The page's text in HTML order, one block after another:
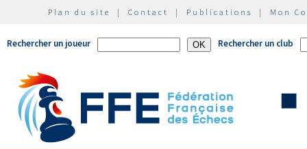
Plan du site | Contact | Publications | Mon
Rechercher un joueur Rechercher un club